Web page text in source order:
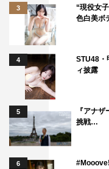
3
“現役女
色白美ボ
4
STU48・
ィ披露
5
『アナ
挑戦…
6